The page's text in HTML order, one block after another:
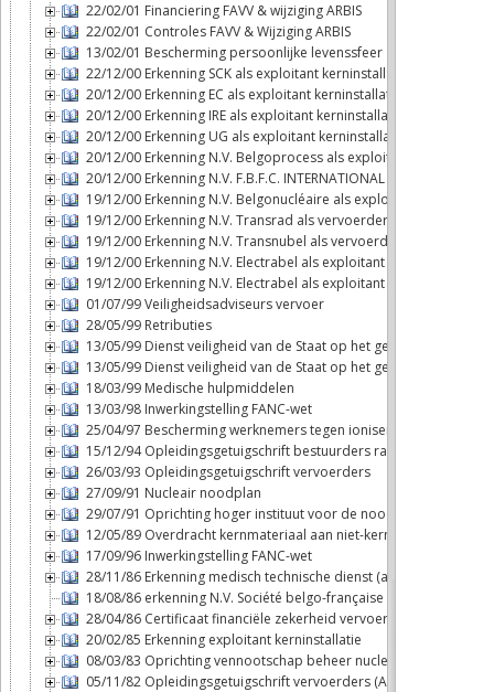
22/02/01 Financiering FAVV & wijziging ARBIS
22/02/01 Controles FAVV & Wijziging ARBIS
13/02/01 Bescherming persoonlijke levenssfeer
22/12/00 Erkenning SCK als exploitant kerninstallatie
20/12/00 Erkenning EC als exploitant kerninstallatie
20/12/00 Erkenning IRE als exploitant kerninstallatie
20/12/00 Erkenning UG als exploitant kerninstallatie
20/12/00 Erkenning N.V. Belgoprocess als exploitant
20/12/00 Erkenning N.V. F.B.F.C. INTERNATIONAL als exploitant
19/12/00 Erkenning N.V. Belgonucléaire als exploitant
19/12/00 Erkenning N.V. Transrad als vervoerder
19/12/00 Erkenning N.V. Transnubel als vervoerder
19/12/00 Erkenning N.V. Electrabel als exploitant kerninstallatie
19/12/00 Erkenning N.V. Electrabel als exploitant kerninstallatie
01/07/99 Veiligheidsadviseurs vervoer
28/05/99 Retributies
13/05/99 Dienst veiligheid van de Staat op het gebied van de
13/05/99 Dienst veiligheid van de Staat op het gebied van de
18/03/99 Medische hulpmiddelen
13/03/98 Inwerkingstelling FANC-wet
25/04/97 Bescherming werknemers tegen ioniserende stralingen
15/12/94 Opleidingsgetuigschrift bestuurders radioactieve
26/03/93 Opleidingsgetuigschrift vervoerders
27/09/91 Nucleair noodplan
29/07/91 Oprichting hoger instituut voor de noodplanning
12/05/89 Overdracht kernmateriaal aan niet-kernwapenstaten
17/09/96 Inwerkingstelling FANC-wet
28/11/86 Erkenning medisch technische dienst (art. 6bis, § 2,
18/08/86 erkenning N.V. Société belgo-française d'énergie
28/04/86 Certificaat financiële zekerheid vervoerders
20/02/85 Erkenning exploitant kerninstallatie
08/03/83 Oprichting vennootschap beheer nucleaire
05/11/82 Opleidingsgetuigschrift vervoerders (ADR)